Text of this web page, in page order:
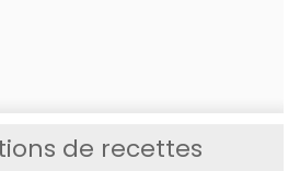
de recettes